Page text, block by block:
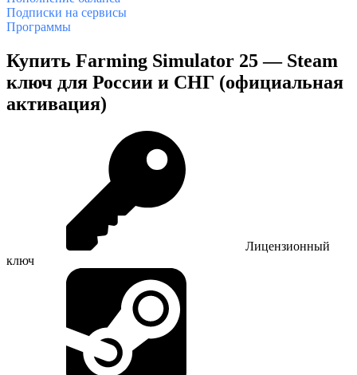
Подписки на сервисы
Программы
Купить Farming Simulator 25 — Steam
ключ для России и СНГ (официальная
активация)
Лицензионный
ключ